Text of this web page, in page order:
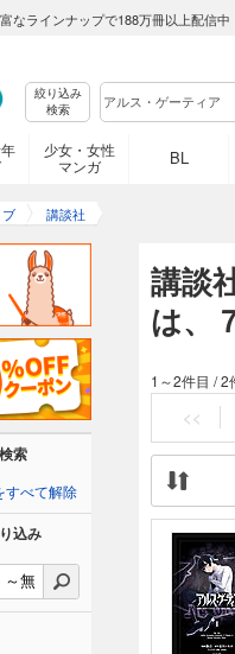
なラインナップで188万冊以上配信中
絞り込み
検索
少女・女性
マンガ
BL
講談社
講談
は、
1～2件目 /2
<<
索
すべて解除
込み